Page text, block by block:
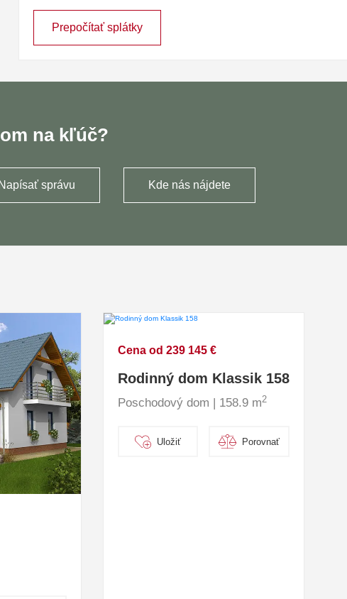
Prepočítať splátky
na kľúč?
Napísať správu Kde nás nájdete
Cena od 239 145 €
Rodinný dom Klassik 158
Poschodový dom | 158.9 m2
Uložiť Porovnať